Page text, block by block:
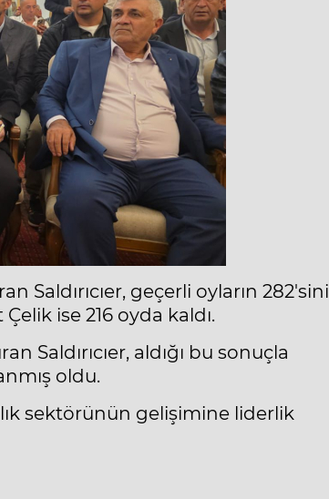
Saldırıcıer, geçerli oyların 282'sini
ise 216 oyda kaldı.
Saldırıcıer, aldığı bu sonuçla
oldu.
sektörünün gelişimine liderlik